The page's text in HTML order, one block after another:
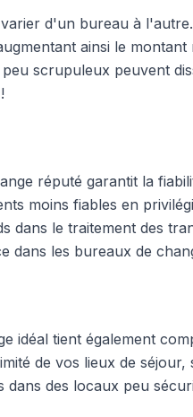
d'un bureau à
ainsi le
scrupuleux peuvent
réputé garantit la
moins fiables en
dans le traitement des
dans les bureaux de
idéal tient également
de vos lieux de
dans des locaux peu